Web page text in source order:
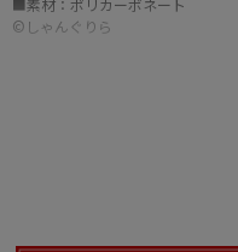
■素材：ポリカーボネート
©しゃんぐりら